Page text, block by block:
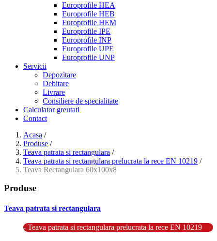
Europrofile HEA
Europrofile HEB
Europrofile HEM
Europrofile IPE
Europrofile INP
Europrofile UPE
Europrofile UNP
Servicii
Depozitare
Debitare
Livrare
Consiliere de specialitate
Calculator greutati
Contact
Acasa /
Produse /
Teava patrata si rectangulara /
Teava patrata si rectangulara prelucrata la rece EN 10219 /
Teava Rectangulara 60x100x8
Produse
Teava patrata si rectangulara
- Teava patrata si rectangulara prelucrata la rece EN 10219